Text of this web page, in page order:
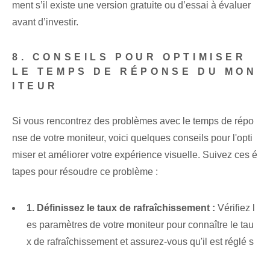
ment s’il existe une version gratuite ou d’essai à évaluer
avant d’investir.
8. CONSEILS POUR OPTIMISER
LE TEMPS DE RÉPONSE DU MON
ITEUR
Si vous rencontrez des problèmes avec le temps de répo
nse de votre moniteur, voici quelques conseils pour l'opti
miser et améliorer votre expérience visuelle. Suivez ces é
tapes pour résoudre ce problème :
1. Définissez le taux de rafraîchissement : Vérifiez l
es paramètres de votre moniteur pour connaître le tau
x de rafraîchissement et assurez-vous qu'il est réglé s